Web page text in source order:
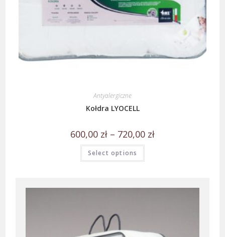
Antyalergiczne
Kołdra LYOCELL
600,00 zł – 720,00 zł
Select options